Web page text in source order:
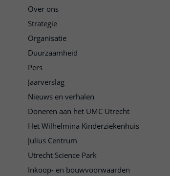
Over ons
Strategie
Organisatie
Duurzaamheid
Pers
Jaarverslag
Nieuws en verhalen
Doneren aan het UMC Utrecht
Het Wilhelmina Kinderziekenhuis
Julius Centrum
Utrecht Science Park
Inkoop- en bouwvoorwaarden